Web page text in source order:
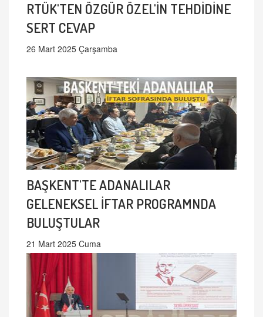
RTÜK'TEN ÖZGÜR ÖZEL'İN TEHDİDİNE
SERT CEVAP
26 Mart 2025 Çarşamba
BAŞKENT'TE ADANALILAR
GELENEKSEL İFTAR PROGRAMNDA
BULUŞTULAR
21 Mart 2025 Cuma